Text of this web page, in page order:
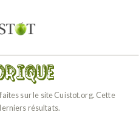
sur le site Cuistot.org. Cette
résultats.